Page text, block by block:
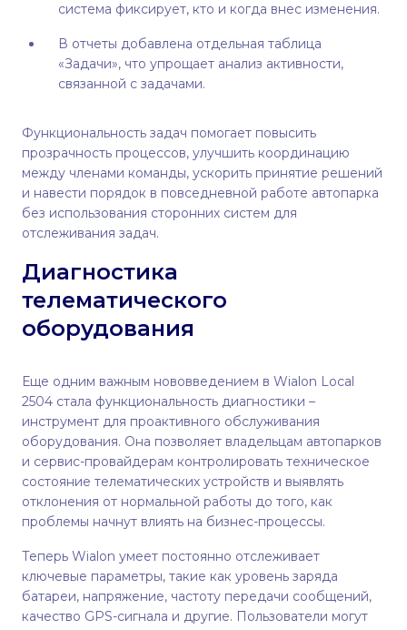
система фиксирует, кто и когда внес изменения.
В отчеты добавлена отдельная таблица
«Задачи», что упрощает анализ активности,
связанной с задачами.
Функциональность задач помогает повысить
прозрачность процессов, улучшить координацию
между членами команды, ускорить принятие решений
и навести порядок в повседневной работе автопарка
без использования сторонних систем для
отслеживания задач.
Диагностика
телематического
оборудования
Еще одним важным нововведением в Wialon Local
2504 стала функциональность диагностики –
инструмент для проактивного обслуживания
оборудования. Она позволяет владельцам автопарков
и сервис-провайдерам контролировать техническое
состояние телематических устройств и выявлять
отклонения от нормальной работы до того, как
проблемы начнут влиять на бизнес-процессы.
Теперь Wialon умеет постоянно отслеживает
ключевые параметры, такие как уровень заряда
батареи, напряжение, частоту передачи сообщений,
качество GPS-сигнала и другие. Пользователи могут